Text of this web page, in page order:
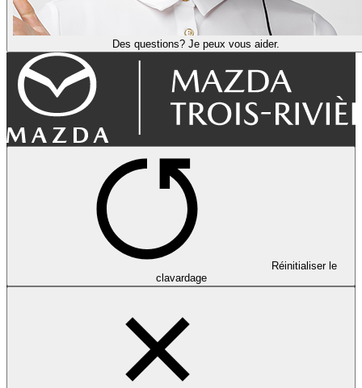
Des questions? Je peux vous aider.
Réinitialiser le
clavardage